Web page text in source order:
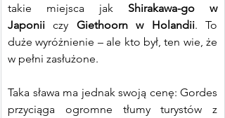
takie miejsca jak Shirakawa-go w
Japonii czy Giethoorn w Holandii. To
duże wyróżnienie – ale kto był, ten wie, że
w pełni zasłużone.
Taka sława ma jednak swoją cenę: Gordes
przyciąga ogromne tłumy turystów z